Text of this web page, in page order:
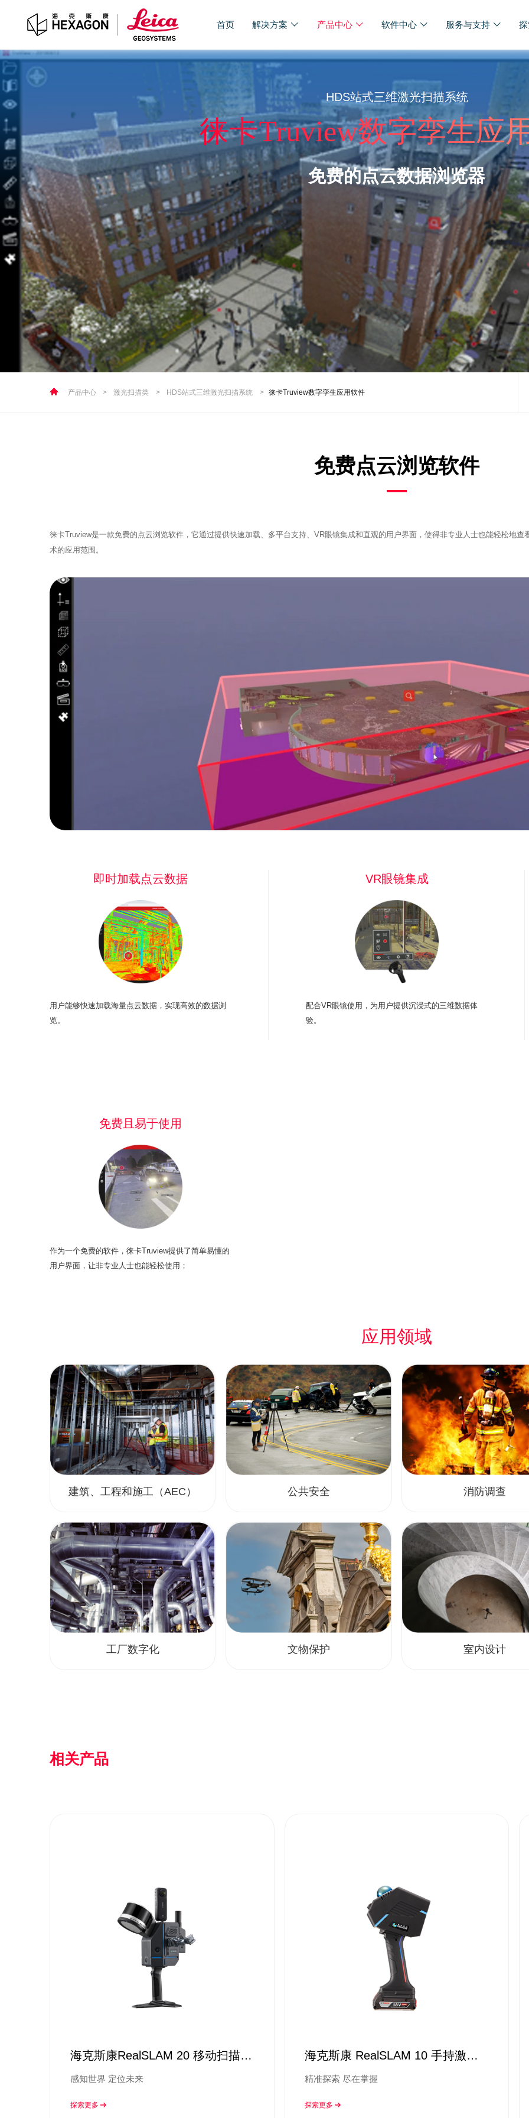
首页 解决方案 产品中心 软件中心 服务与支持
HDS站式三维激光扫描系统
徕卡Truview数字孪生应
免费的点云数据浏览器
产品中心 > 激光扫描类 > HDS站式三维激光扫描系统 > 徕卡Truview数字孪生应用软件
免费点云浏览软件
徕卡Truview是一款免费的点云浏览软件，它通过提供快速加载、多平台支持、VR眼镜集成和直观的用户界面，使得非专业人士也能轻松地
术的应用范围。
即时加载点云数据
用户能够快速加载海量点云数据，实现高效的数据浏
览。
VR眼镜集成
配合VR眼镜使用，为用户提供沉浸式的三维数据体
验。
免费且易于使用
作为一个免费的软件，徕卡Truview提供了简单易懂的
用户界面，让非专业人士也能轻松使用；
应用领域
建筑、工程和施工（AEC） 公共安全 消防调查
工厂数字化 文物保护 室内设计
相关产品
海克斯康RealSLAM 20 移动扫描系
统
感知世界 定位未来
探索更多
海克斯康 RealSLAM 10 手持激光
扫描仪
精准探索 尽在掌握
探索更多